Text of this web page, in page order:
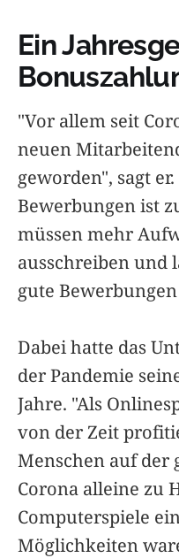
Ein
"Vor allem seit
neuen
geworden", sagt
Bewerbungen ist
müssen mehr
ausschreiben und
gute
Dabei hatte das
der Pandemie
Jahre. "Als
von der Zeit
Menschen auf der
Corona alleine zu
Computerspiele
Möglichkeiten